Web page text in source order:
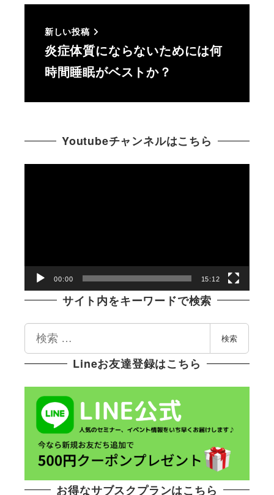
新しい投稿
炎症体質にならないためには何
時間睡眠がベストか？
Youtubeチャンネルはこちら
00:00 15:12
サイト内をキーワードで検索
索
検索
Lineお友達登録はこちら
お得なサブスクプランはこちら